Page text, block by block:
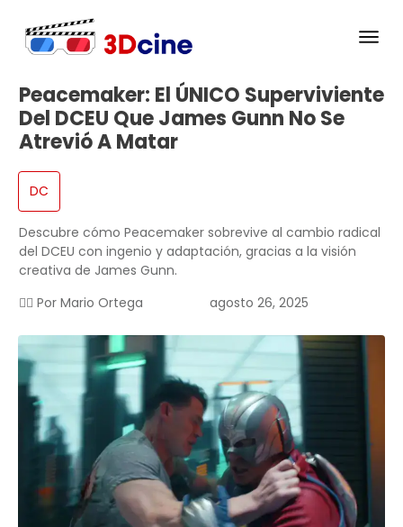
Peacemaker: El ÚNICO Superviviente
Del DCEU Que James Gunn No Se
Atrevió A Matar
DC
Descubre cómo Peacemaker sobrevive al cambio radical
del DCEU con ingenio y adaptación, gracias a la visión
creativa de James Gunn.
✍🏻 Por Mario Ortega agosto 26, 2025